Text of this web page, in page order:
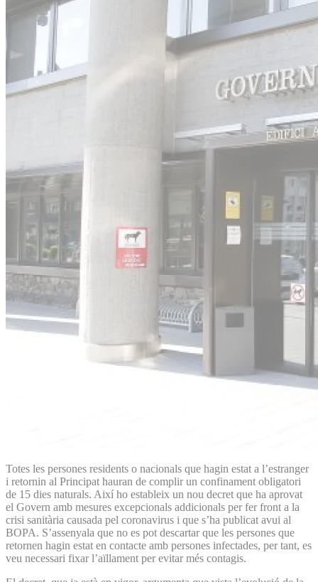
Totes les persones residents o nacionals que hagin estat a l’estranger
i retornin al Principat hauran de complir un confinament obligatori
de 15 dies naturals. Així ho estableix un nou decret que ha aprovat
el Govern amb mesures excepcionals addicionals per fer front a la
crisi sanitària causada pel coronavirus i que s’ha publicat avui al
BOPA. S’assenyala que no es pot descartar que les persones que
retornen hagin estat en contacte amb persones infectades, per tant, es
veu necessari fixar l’aïllament per evitar més contagis.